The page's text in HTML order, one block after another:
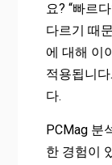
요? “빠르
다르기 때
에 대해 이
적용됩니
다.
PCMag 분
한 경험이